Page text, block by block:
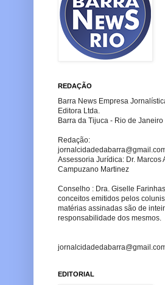
REDAÇÃO
Barra News Empresa
Editora Ltda.
Barra da Tijuca - Rio de Janeiro
Redação:
jornalcidadedabarra
Assessoria Jurídica: Dr. Marcos
Campuzano Martinez
Conselho : Dra. Giselle
conceitos emitidos pelos
matérias assinadas são de
responsabilidade dos mesmos.
EDITORIAL